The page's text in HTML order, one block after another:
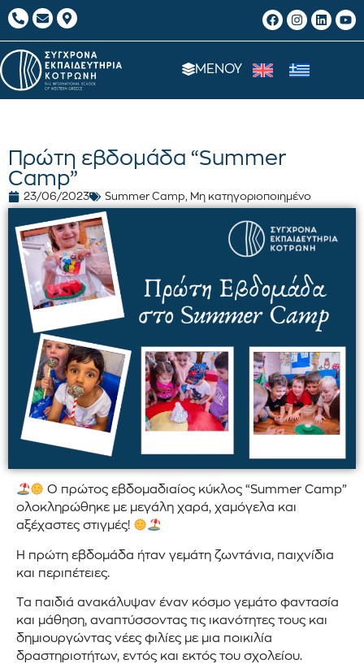
ΜΕΝΟΥ
Πρώτη εβδομάδα “Summer
Camp”
23/06/2023 Summer Camp, Μη κατηγοριοποιημένο
Ο πρώτος εβδομαδιαίος κύκλος “Summer Camp”
ολοκληρώθηκε με μεγάλη χαρά, χαμόγελα και
αξέχαστες στιγμές!
Η πρώτη εβδομάδα ήταν γεμάτη ζωντάνια, παιχνίδια
και περιπέτειες.
Τα παιδιά ανακάλυψαν έναν κόσμο γεμάτο φαντασία
και μάθηση, αναπτύσσοντας τις ικανότητες τους και
δημιουργώντας νέες φιλίες με μια ποικιλία
δραστηριοτήτων, εντός και εκτός του σχολείου.